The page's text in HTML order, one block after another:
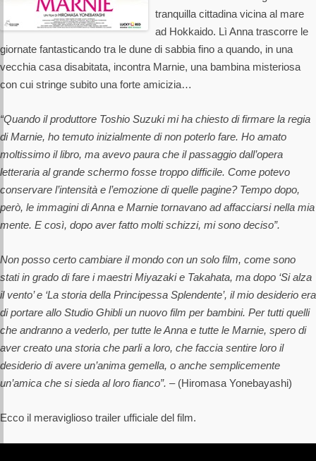
tranquilla cittadina vicina al mare
ad Hokkaido. Lì Anna trascorre le
giornate fantasticando tra le dune di sabbia fino a quando, in una
vecchia casa disabitata, incontra Marnie, una bambina misteriosa
con cui stringe subito una forte amicizia…
“Quando il produttore Toshio Suzuki mi ha chiesto di firmare la regia
di Marnie, ho temuto inizialmente di non poterlo fare. Ho amato
moltissimo il libro, ma avevo paura che il passaggio dall’opera
letteraria al grande schermo fosse troppo difficile. Come potevo
conservare l’intensità e l’emozione di quelle pagine? Tempo dopo,
però, le immagini di Anna e Marnie tornavano ad affacciarsi nella mia
mente. E così, dopo aver fatto molti schizzi, mi sono deciso”.
Non posso certo cambiare il mondo con un solo film, come sono
stati in grado di fare i maestri Miyazaki e Takahata, ma dopo ‘Si alza
il vento’ e ‘La storia della Principessa Splendente’, il mio desiderio era
di portare allo Studio Ghibli un nuovo film per bambini. Per tutti quelli
che andranno a vederlo, per tutte le Anna e tutte le Marnie, spero di
aver creato una storia che parli a loro, che faccia sentire loro il
desiderio di avere un’anima gemella, o anche semplicemente
un’amica che si sieda al loro fianco”. – (Hiromasa Yonebayashi)
Ecco il meraviglioso trailer ufficiale del film.